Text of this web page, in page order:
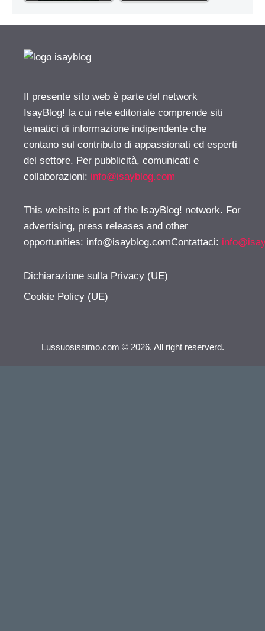
Il presente sito web è parte del network
IsayBlog! la cui rete editoriale comprende siti
tematici di informazione indipendente che
contano sul contributo di appassionati ed esperti
del settore. Per pubblicità, comunicati e
collaborazioni: info@isayblog.com
This website is part of the IsayBlog! network. For
advertising, press releases and other
opportunities: info@isayblog.comContattaci:
Dichiarazione sulla Privacy (UE)
Cookie Policy (UE)
Lussuosissimo.com © 2026. All right reserverd.